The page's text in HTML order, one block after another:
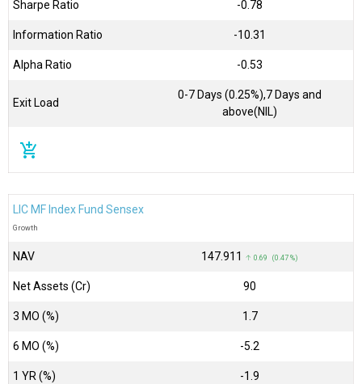
Sharpe Ratio -0.78
Information Ratio -10.31
Alpha Ratio -0.53
Exit Load
0-7 Days (0.25%),7 Days and
above(NIL)
add_shopping_cart
LIC MF Index Fund Sensex
Growth
NAV ₹147.911 ↑ 0.69 (0.47 %)
Net Assets (Cr) ₹90
3 MO (%) 1.7
6 MO (%) -5.2
1 YR (%) -1.9